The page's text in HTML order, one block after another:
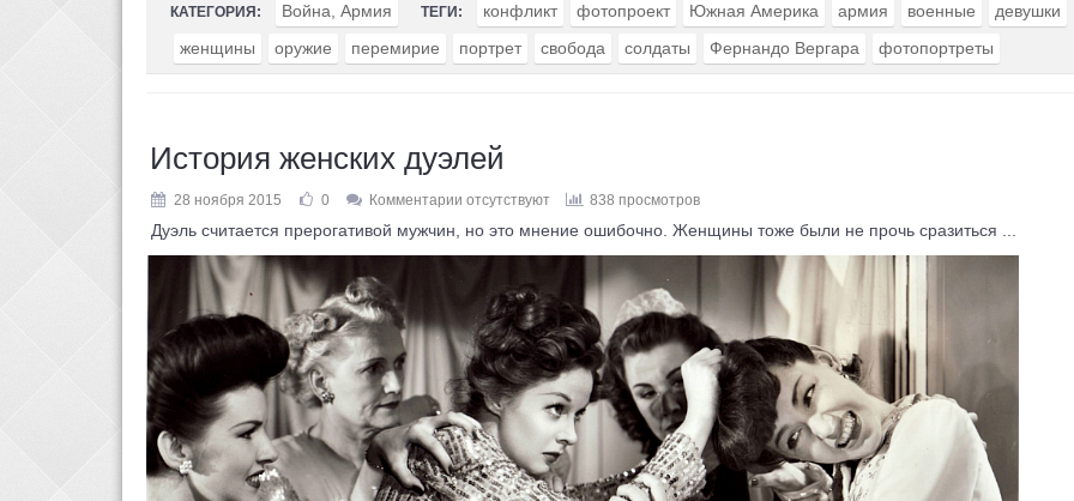
КАТЕГОРИЯ: Война, Армия ТЕГИ: конфликт фотопроект Южная Америка армия военные
девушки
женщины
оружие перемирие портрет свобода солдаты Фернандо Вергара фотопортреты
История женских дуэлей
28 ноября 2015 0 Комментарии отсутствуют 838 просмотров
Дуэль считается прерогативой мужчин, но это мнение ошибочно. Женщины тоже были не прочь сразиться ...